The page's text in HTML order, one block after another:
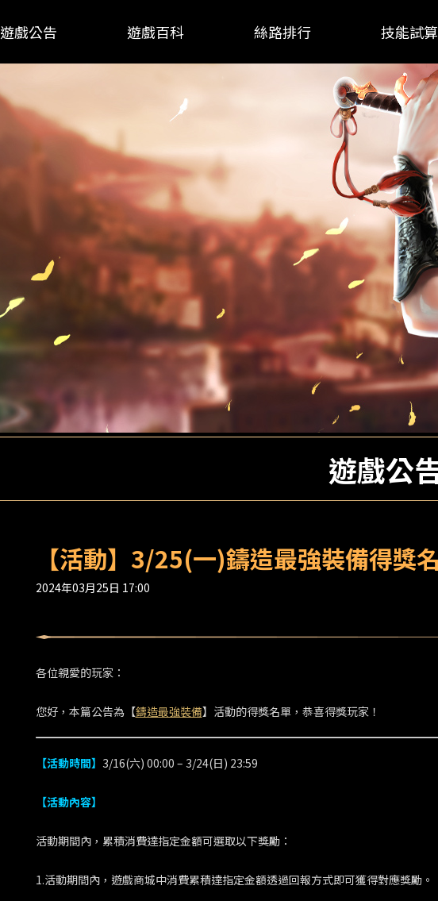
遊戲公告 遊戲百科 絲路排行 技能試算
遊戲公
【活動】3/25(一)鑄造最強裝備得獎
2024年03月25日 17:00
各位親愛的玩家：
您好，本篇公告為【鑄造最強裝備】活動的得獎名單，恭喜得獎玩家！
【活動時間】 3/16(六) 00:00 – 3/24(日) 23:59
【活動內容】
活動期間內，累積消費達指定金額可選取以下獎勵：
1.活動期間內，遊戲商城中消費累積達指定金額透過回報方式即可獲得對應獎勵。